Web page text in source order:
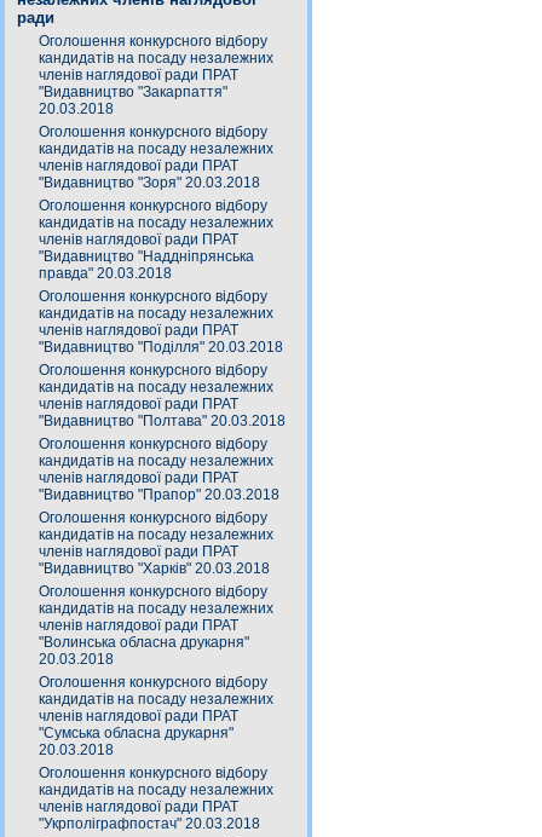
ради
Оголошення конкурсного відбору
кандидатів на посаду незалежних
членів наглядової ради ПРАТ
"Видавництво "Закарпаття"
20.03.2018
Оголошення конкурсного відбору
кандидатів на посаду незалежних
членів наглядової ради ПРАТ
"Видавництво "Зоря" 20.03.2018
Оголошення конкурсного відбору
кандидатів на посаду незалежних
членів наглядової ради ПРАТ
"Видавництво "Наддніпрянська
правда" 20.03.2018
Оголошення конкурсного відбору
кандидатів на посаду незалежних
членів наглядової ради ПРАТ
"Видавництво "Поділля" 20.03.2018
Оголошення конкурсного відбору
кандидатів на посаду незалежних
членів наглядової ради ПРАТ
"Видавництво "Полтава" 20.03.2018
Оголошення конкурсного відбору
кандидатів на посаду незалежних
членів наглядової ради ПРАТ
"Видавництво "Прапор" 20.03.2018
Оголошення конкурсного відбору
кандидатів на посаду незалежних
членів наглядової ради ПРАТ
"Видавництво "Харків" 20.03.2018
Оголошення конкурсного відбору
кандидатів на посаду незалежних
членів наглядової ради ПРАТ
"Волинська обласна друкарня"
20.03.2018
Оголошення конкурсного відбору
кандидатів на посаду незалежних
членів наглядової ради ПРАТ
"Сумська обласна друкарня"
20.03.2018
Оголошення конкурсного відбору
кандидатів на посаду незалежних
членів наглядової ради ПРАТ
"Укрполіграфпостач" 20.03.2018